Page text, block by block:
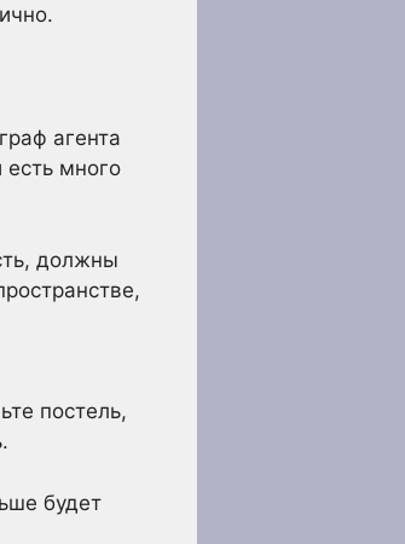
агента
много
должны
постель,
будет